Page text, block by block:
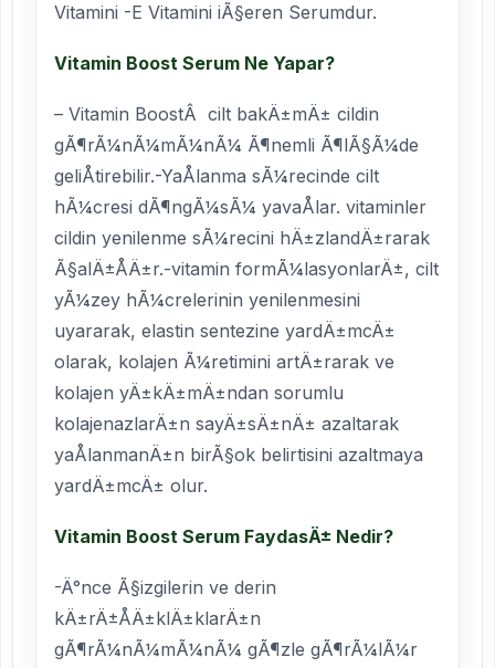
Vitamini -E Vitamini iÃ§eren Serumdur.
Vitamin Boost Serum Ne Yapar?
– Vitamin BoostÂ cilt bakÄ±mÄ± cildin
gÃ¶rÃ¼nÃ¼mÃ¼nÃ¼ Ã¶nemli Ã¶lÃ§Ã¼de
geliÅtirebilir.-YaÅlanma sÃ¼recinde cilt
hÃ¼cresi dÃ¶ngÃ¼sÃ¼ yavaÅlar. vitaminler
cildin yenilenme sÃ¼recini hÄ±zlandÄ±rarak
Ã§alÄ±ÅÄ±r.-vitamin formÃ¼lasyonlarÄ±, cilt
yÃ¼zey hÃ¼crelerinin yenilenmesini
uyararak, elastin sentezine yardÄ±mcÄ±
olarak, kolajen Ã¼retimini artÄ±rarak ve
kolajen yÄ±kÄ±mÄ±ndan sorumlu
kolajenazlarÄ±n sayÄ±sÄ±nÄ± azaltarak
yaÅlanmanÄ±n birÃ§ok belirtisini azaltmaya
yardÄ±mcÄ± olur.
Vitamin Boost Serum FaydasÄ± Nedir?
-Ä°nce Ã§izgilerin ve derin
kÄ±rÄ±ÅÄ±klÄ±klarÄ±n
gÃ¶rÃ¼nÃ¼mÃ¼nÃ¼ gÃ¶zle gÃ¶rÃ¼lÃ¼r